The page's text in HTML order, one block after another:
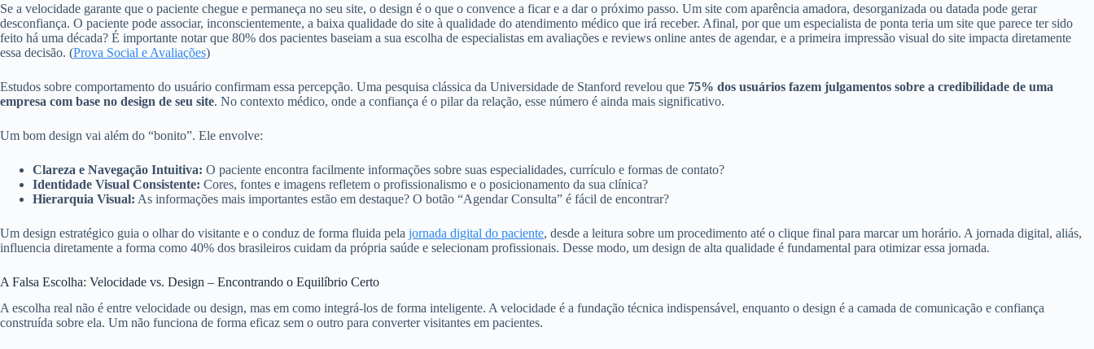
Se a velocidade garante que o paciente chegue e permaneça no seu site, o design é o que o convence a ficar e a dar o próximo passo. Um site com aparência amadora, desorganizada ou datada pode gerar
desconfiança. O paciente pode associar, inconscientemente, a baixa qualidade do site à qualidade do atendimento médico que irá receber. Afinal, por que um especialista de ponta teria um site que parece ter sido
feito há uma década? É importante notar que 80% dos pacientes baseiam a sua escolha de especialistas em avaliações e reviews online antes de agendar, e a primeira impressão visual do site impacta diretamente
essa decisão. (Prova Social e Avaliações)
Estudos sobre comportamento do usuário confirmam essa percepção. Uma pesquisa clássica da Universidade de Stanford revelou que 75% dos usuários fazem julgamentos sobre a credibilidade de uma
empresa com base no design de seu site. No contexto médico, onde a confiança é o pilar da relação, esse número é ainda mais significativo.
Um bom design vai além do “bonito”. Ele envolve:
Clareza e Navegação Intuitiva: O paciente encontra facilmente informações sobre suas especialidades, currículo e formas de contato?
Identidade Visual Consistente: Cores, fontes e imagens refletem o profissionalismo e o posicionamento da sua clínica?
Hierarquia Visual: As informações mais importantes estão em destaque? O botão “Agendar Consulta” é fácil de encontrar?
Um design estratégico guia o olhar do visitante e o conduz de forma fluida pela jornada digital do paciente, desde a leitura sobre um procedimento até o clique final para marcar um horário. A jornada digital, aliás,
influencia diretamente a forma como 40% dos brasileiros cuidam da própria saúde e selecionam profissionais. Desse modo, um design de alta qualidade é fundamental para otimizar essa jornada.
A Falsa Escolha: Velocidade vs. Design – Encontrando o Equilíbrio Certo
A escolha real não é entre velocidade ou design, mas em como integrá-los de forma inteligente. A velocidade é a fundação técnica indispensável, enquanto o design é a camada de comunicação e confiança
construída sobre ela. Um não funciona de forma eficaz sem o outro para converter visitantes em pacientes.